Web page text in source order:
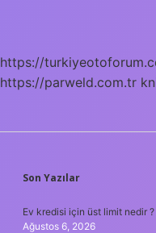
https://
https://parweld.com.tr
SIDEBAR
Son Yazılar
Ev kredisi için üst limit nedir ?
Ağustos 6, 2026